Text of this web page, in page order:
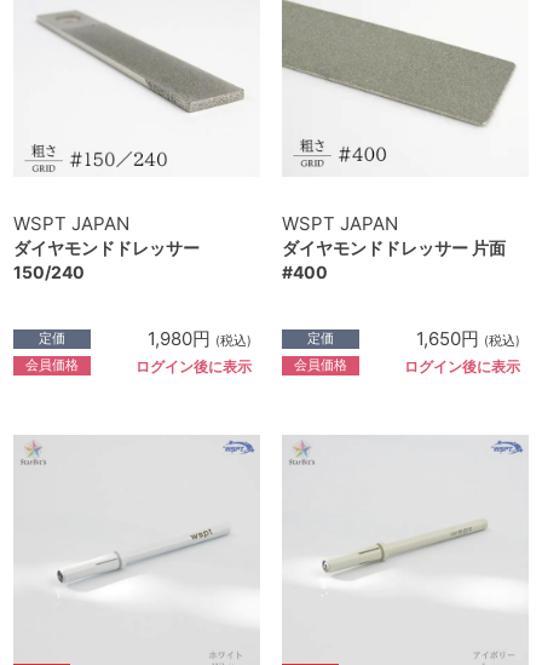
WSPT JAPAN
ダイヤモンドドレッサー
150/240
定価 1,980円 (税込)
会員価格 ログイン後に表示
WSPT JAPAN
ダイヤモンドドレッサー 片面
#400
定価 1,650円 (税込)
会員価格 ログイン後に表示